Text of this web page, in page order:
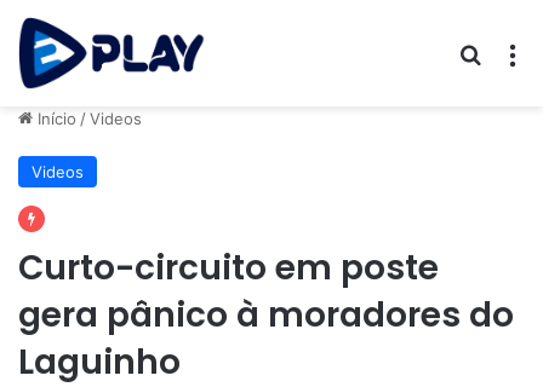
Início /Videos
Videos
Curto-circuito em poste
gera pânico à moradores do
Laguinho